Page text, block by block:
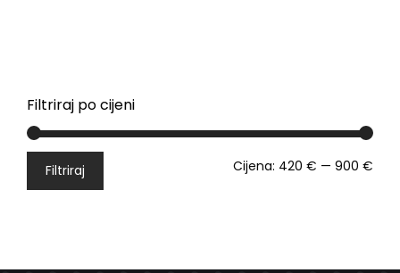
Filtriraj po cijeni
Filtriraj Cijena: 420 € — 900 €